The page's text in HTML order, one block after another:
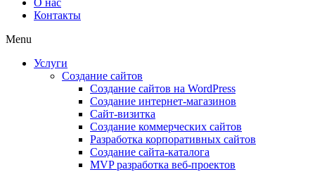
О нас
Контакты
Menu
Услуги
Создание сайтов
Создание сайтов на WordPress
Создание интернет-магазинов
Сайт-визитка
Создание коммерческих сайтов
Разработка корпоративных сайтов
Создание сайта-каталога
MVP разработка веб-проектов